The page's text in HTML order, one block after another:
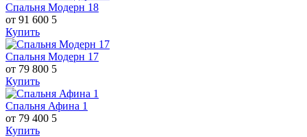
Спальня Модерн 18
от 91 600 5
Купить
Спальня Модерн 17
от 79 800 5
Купить
Спальня Афина 1
от 79 400 5
Купить